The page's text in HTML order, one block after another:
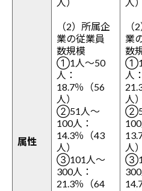
属性
人）
（2）所属企
業の従業員
数規模
①1人～50
人：
18.7％（56
人）
②51人～
100人：
14.3％（43
人）
③101人～
300人：
21.3％（64
人）
（
業
数
①1
人：
人）
人）